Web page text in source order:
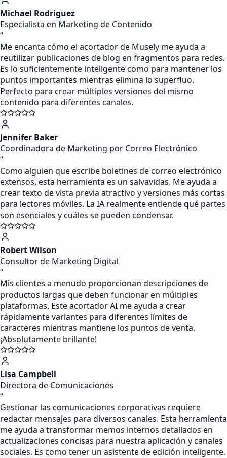
Michael Rodriguez
Especialista en Marketing de Contenido
“
Me encanta cómo el acortador de Musely me ayuda a
reutilizar publicaciones de blog en fragmentos para redes.
Es lo suficientemente inteligente como para mantener los
puntos importantes mientras elimina lo superfluo.
Perfecto para crear múltiples versiones del mismo
contenido para diferentes canales.
Jennifer Baker
Coordinadora de Marketing por Correo Electrónico
“
Como alguien que escribe boletines de correo electrónico
extensos, esta herramienta es un salvavidas. Me ayuda a
crear texto de vista previa atractivo y versiones más cortas
para lectores móviles. La IA realmente entiende qué partes
son esenciales y cuáles se pueden condensar.
Robert Wilson
Consultor de Marketing Digital
“
Mis clientes a menudo proporcionan descripciones de
productos largas que deben funcionar en múltiples
plataformas. Este acortador AI me ayuda a crear
rápidamente variantes para diferentes límites de
caracteres mientras mantiene los puntos de venta.
¡Absolutamente brillante!
Lisa Campbell
Directora de Comunicaciones
“
Gestionar las comunicaciones corporativas requiere
redactar mensajes para diversos canales. Esta herramienta
me ayuda a transformar memos internos detallados en
actualizaciones concisas para nuestra aplicación y canales
sociales. Es como tener un asistente de edición inteligente.